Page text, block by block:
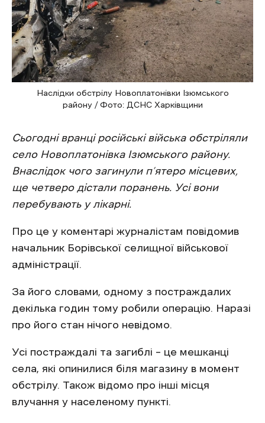
Наслідки обстрілу Новоплатонівки Ізюмського
району / Фото: ДСНС Харківщини
Сьогодні вранці російські війська обстріляли
село Новоплатонівка Ізюмського району.
Внаслідок чого загинули п’ятеро місцевих,
ще четверо дістали поранень. Усі вони
перебувають у лікарні.
Про це у коментарі журналістам повідомив
начальник Борівської селищної військової
адміністрації.
За його словами, одному з постраждалих
декілька годин тому робили операцію. Наразі
про його стан нічого невідомо.
Усі постраждалі та загиблі – це мешканці
села, які опинилися біля магазину в момент
обстрілу. Також відомо про інші місця
влучання у населеному пункті.